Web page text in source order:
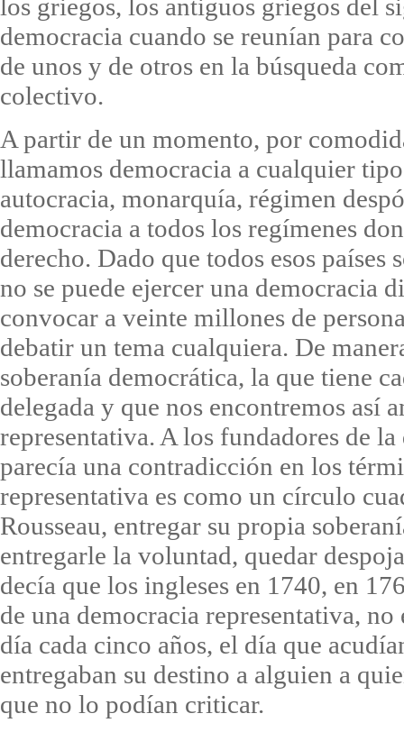
los griegos, los antiguos griegos del
democracia cuando se reunían para
de unos y de otros en la búsqueda
colectivo.
A partir de un momento, por
llamamos democracia a cualquier
autocracia, monarquía, régimen
democracia a todos los regímenes
derecho. Dado que todos esos países
no se puede ejercer una democracia
convocar a veinte millones de
debatir un tema cualquiera. De
soberanía democrática, la que tiene
delegada y que nos encontremos así
representativa. A los fundadores de
parecía una contradicción en los
representativa es como un círculo
Rousseau, entregar su propia
entregarle la voluntad, quedar
decía que los ingleses en 1740, en
de una democracia representativa,
día cada cinco años, el día que
entregaban su destino a alguien a
que no lo podían criticar.